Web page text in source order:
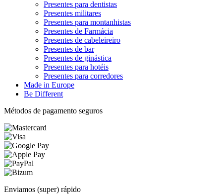
Presentes para dentistas
Presentes militares
Presentes para montanhistas
Presentes de Farmácia
Presentes de cabeleireiro
Presentes de bar
Presentes de ginástica
Presentes para hotéis
Presentes para corredores
Made in Europe
Be Different
Métodos de pagamento seguros
Enviamos (super) rápido